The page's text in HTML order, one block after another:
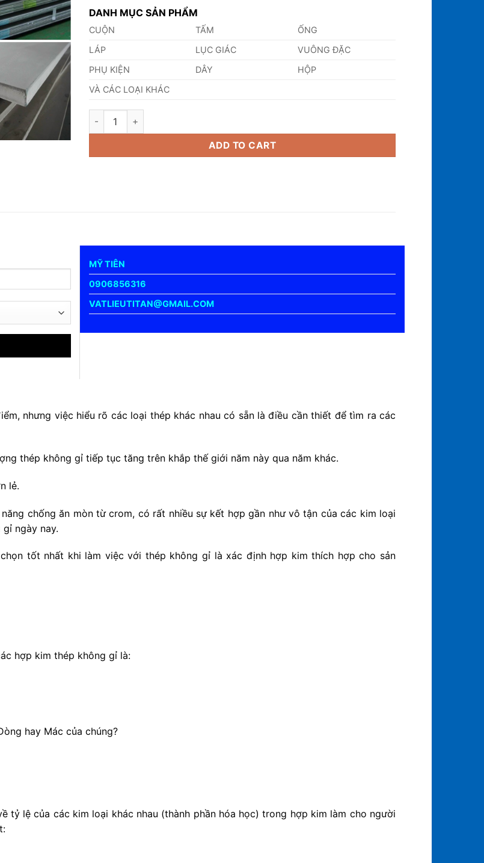
DANH MỤC SẢN PHẨM
CUỘN TẤM
ỐNG
LÁP
LỤC GIÁC
VUÔNG ĐẶC
PHỤ KIỆN
DÂY
HỘP
VÀ CÁC LOẠI KHÁC
Tấm Inox 321 30mm quantity
ADD TO CART
MỸ TIÊN
0906856316
VATLIEUTITAN@GMAIL.COM
nhưng việc hiểu rõ các loại thép khác nhau có sẵn là điều cần thiết để tìm ra các
thép không gỉ tiếp tục tăng trên khắp thế giới năm này qua năm khác.
lẻ.
chống ăn mòn từ crom, có rất nhiều sự kết hợp gần như vô tận của các kim loại
ngày nay.
tốt nhất khi làm việc với thép không gỉ là xác định hợp kim thích hợp cho sản
hợp kim thép không gỉ là:
hay Mác của chúng?
tỷ lệ của các kim loại khác nhau (thành phần hóa học) trong hợp kim làm cho người